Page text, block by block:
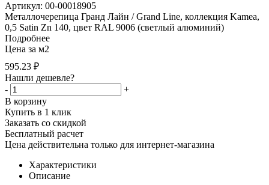
Артикул: 00-00018905
Металлочерепица Гранд Лайн / Grand Line, коллекция Kamea,
0,5 Satin Zn 140, цвет RAL 9006 (светлый алюминий)
Подробнее
Цена за м2
595.23 ₽
Нашли дешевле?
-
+
В корзину
Купить в 1 клик
Заказать со скидкой
Бесплатный расчет
Цена действительна только для интернет-магазина
Характеристики
Описание